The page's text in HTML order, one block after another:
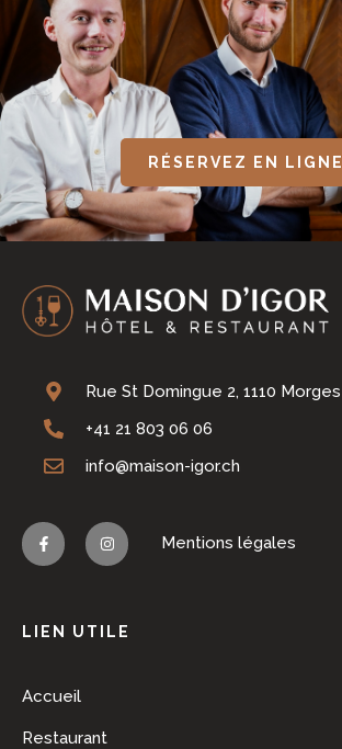
RÉSERVEZ EN LIGNE
Rue St Domingue 2, 1110 Morges
+41 21 803 06 06
info@maison-igor.ch
Mentions légales
LIEN UTILE
Accueil
Restaurant